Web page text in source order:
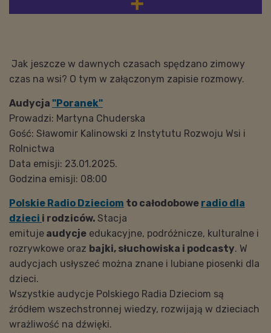
Jak jeszcze w dawnych czasach spędzano zimowy
czas na wsi? O tym w załączonym zapisie rozmowy.
Audycja "Poranek"
Prowadzi: Martyna Chuderska
Gość: Sławomir Kalinowski z Instytutu Rozwoju Wsi i
Rolnictwa
Data emisji: 23.01.2025.
Godzina emisji: 08:00
Polskie Radio Dzieciom to całodobowe radio dla
dzieci i rodziców. Stacja
emituje audycje edukacyjne, podróżnicze, kulturalne i
rozrywkowe oraz bajki, słuchowiska i podcasty. W
audycjach usłyszeć można znane i lubiane piosenki dla
dzieci.
Wszystkie audycje Polskiego Radia Dzieciom są
źródłem wszechstronnej wiedzy, rozwijają w dzieciach
wrażliwość na dźwięki.